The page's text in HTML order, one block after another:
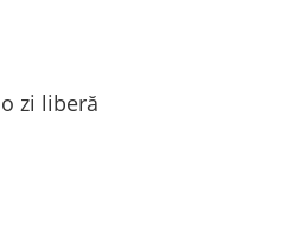
zi liberă